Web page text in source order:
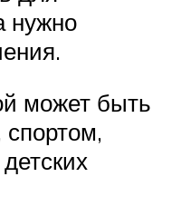
нужно
может быть
спортом,